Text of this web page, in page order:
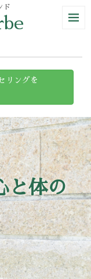
ド
リングを
と体の